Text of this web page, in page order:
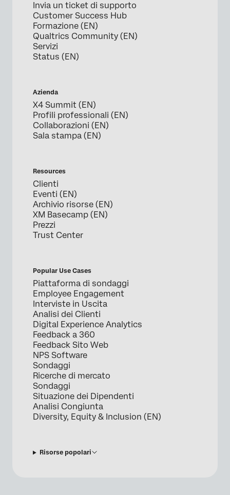
Invia un ticket di supporto
Customer Success Hub
Formazione (EN)
Qualtrics Community (EN)
Servizi
Status (EN)
Azienda
X4 Summit (EN)
Profili professionali (EN)
Collaborazioni (EN)
Sala stampa (EN)
Resources
Clienti
Eventi (EN)
Archivio risorse (EN)
XM Basecamp (EN)
Prezzi
Trust Center
Popular Use Cases
Piattaforma di sondaggi
Employee Engagement
Interviste in Uscita
Analisi dei Clienti
Digital Experience Analytics
Feedback a 360
Feedback Sito Web
NPS Software
Sondaggi
Ricerche di mercato
Sondaggi
Situazione dei Dipendenti
Analisi Congiunta
Diversity, Equity & Inclusion (EN)
Risorse popolari